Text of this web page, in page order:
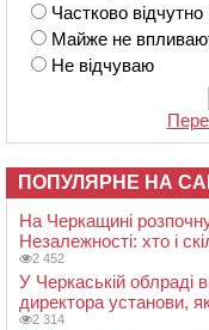
Частково відчутно
Майже не
Не відчуваю
ПОПУЛЯРНЕ НА
На Черкащині
Незалежності: хто і
2 452
У Черкаській облраді
директора установи,
2 314